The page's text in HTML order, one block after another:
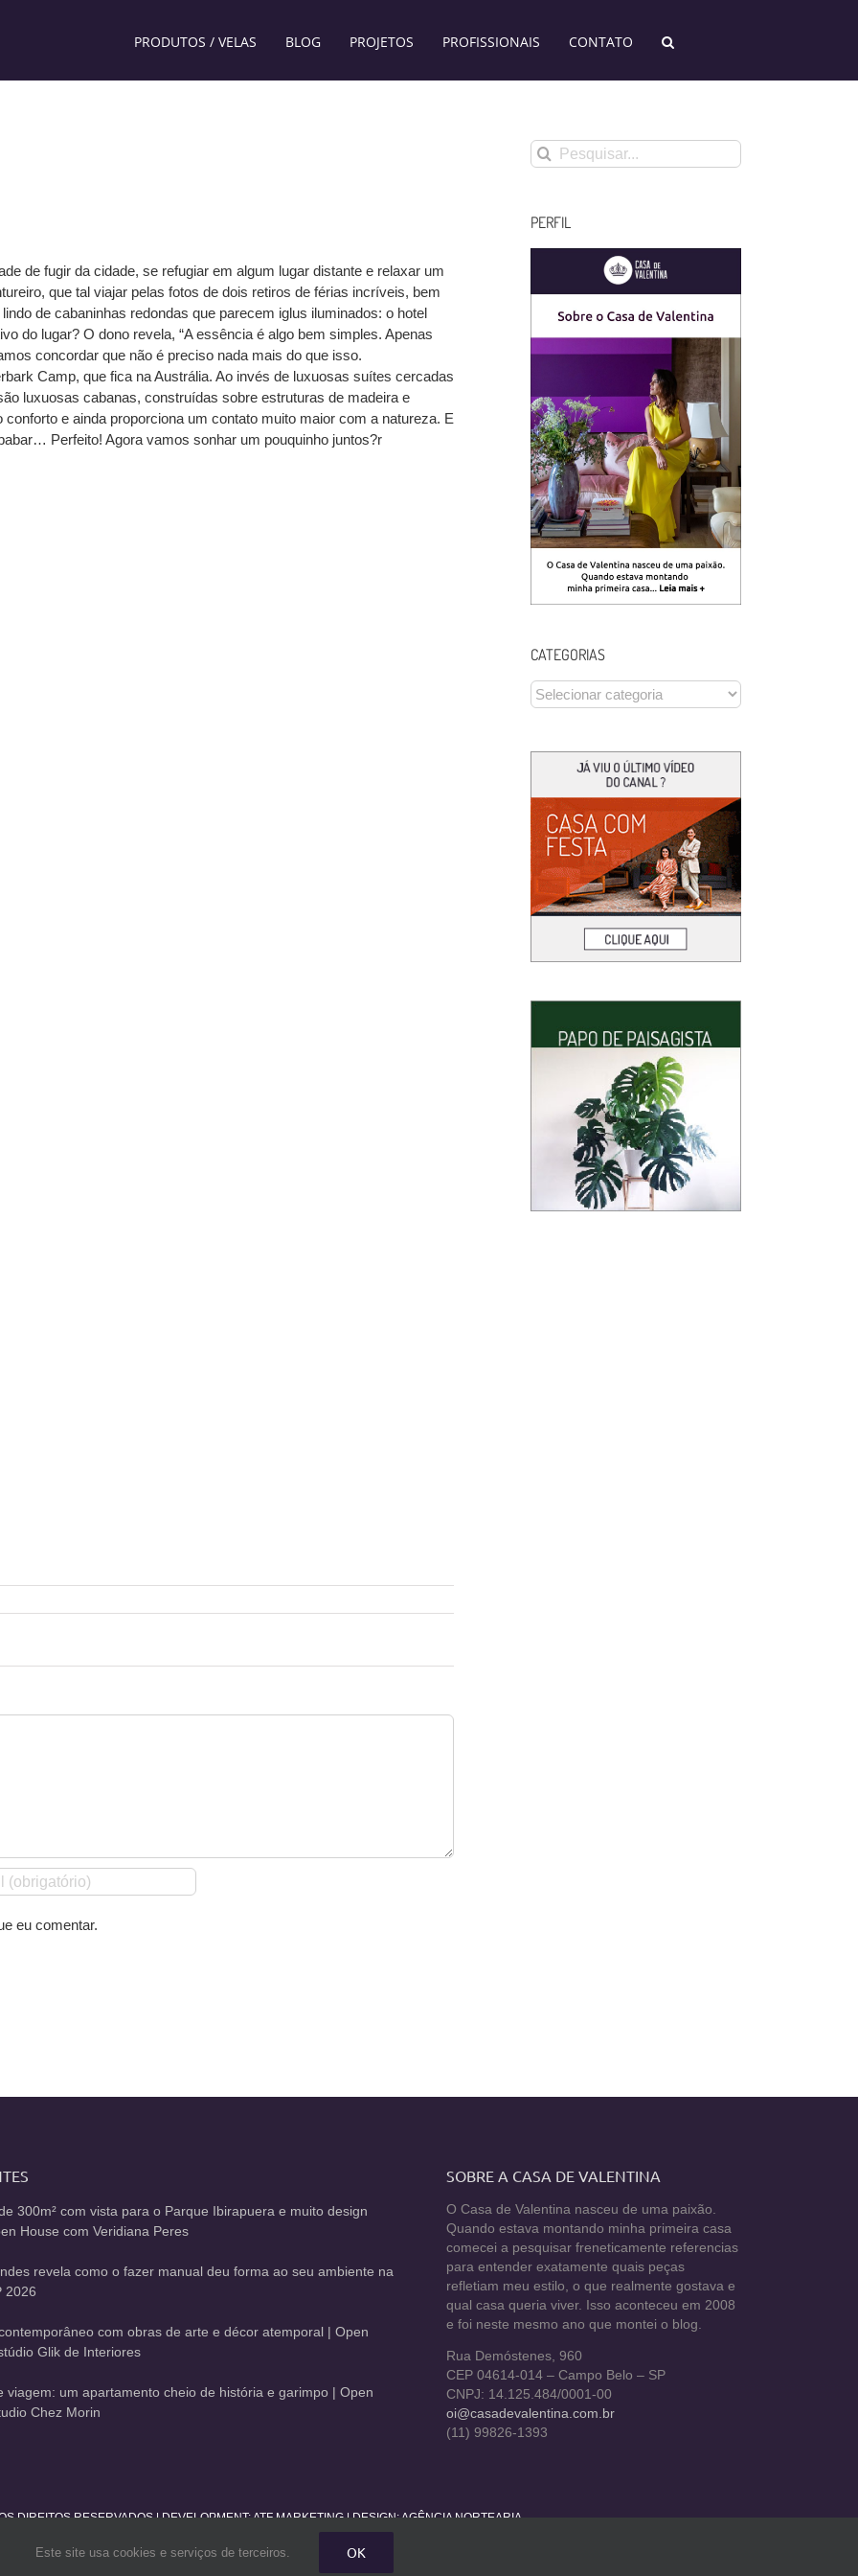
PRODUTOS / VELAS BLOG PROJETOS PROFISSIONAIS CONTATO
de fugir da cidade, se refugiar em algum lugar distante e relaxar um
que tal viajar pelas fotos de dois retiros de férias incríveis, bem
de cabaninhas redondas que parecem iglus iluminados: o hotel
do lugar? O dono revela, “A essência é algo bem simples. Apenas
concordar que não é preciso nada mais do que isso.
Camp, que fica na Austrália. Ao invés de luxuosas suítes cercadas
luxuosas cabanas, construídas sobre estruturas de madeira e
e ainda proporciona um contato muito maior com a natureza. E
Perfeito! Agora vamos sonhar um pouquinho juntos?r
eu comentar.
Buscar
resultados
PERFIL
CATEGORIAS
CATEGORIAS
300m² com vista para o Parque Ibirapuera e muito design
House com Veridiana Peres
revela como o fazer manual deu forma ao seu ambiente na
2026
com obras de arte e décor atemporal | Open
Glik de Interiores
viagem: um apartamento cheio de história e garimpo | Open
Chez Morin
SOBRE A CASA DE VALENTINA
O Casa de Valentina nasceu de uma paixão.
Quando estava montando minha primeira casa
comecei a pesquisar freneticamente referencias
para entender exatamente quais peças
refletiam meu estilo, o que realmente gostava e
qual casa queria viver. Isso aconteceu em 2008
e foi neste mesmo ano que montei o blog.
Rua Demóstenes, 960
CEP 04614-014 – Campo Belo – SP
CNPJ: 14.125.484/0001-00
oi@casadevalentina.com.br
(11) 99826-1393
DIREITOS RESERVADOS | DEVELOPMENT:ATF MARKETING| DESIGN: AGÊNCIA NORTEARIA
FacebookTwitterInstagramPinterestYouTube
Este site usa cookies e serviços de terceiros. OK